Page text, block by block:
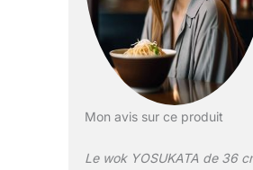
de
woks
de
Mon avis sur ce produit
Le wok YOSUKATA de 36